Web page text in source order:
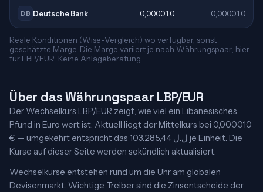
DB Deutsche Bank 0,000010 0,000010
Reale Konditionen (Wise-Vergleich) wo verfügbar, sonst
geschätzte Marge. Die Marge variiert je nach Währungspaar; hier
für LBP/EUR. Keine Anlageberatung.
Über das Währungspaar LBP/EUR
Der Wechselkurs LBP/EUR zeigt, wie viel ein Libanesisches
Pfund in Euro wert ist. Aktuell liegt der Mittelkurs bei 0,000010
€ — umgekehrt entspricht das 103.285,44 ل.ل je Einheit. Die
Kurse auf dieser Seite werden sekündlich aktualisiert.
Wechselkurse entstehen rund um die Uhr am globalen
Devisenmarkt. Wichtige Treiber sind die Zinsentscheide der